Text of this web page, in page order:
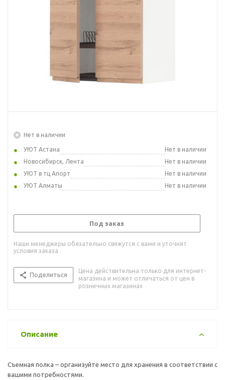
Нет в наличии
УЮТ Астана
Нет в наличии
Новосибирск, Лента
Нет в наличии
УЮТ в тц Апорт
Нет в наличии
УЮТ Алматы
Нет в наличии
Под заказ
Наши менеджеры обязательно свяжутся с вами и уточнят
условия заказа
Поделиться
Цена действительна только для интернет-
магазина и может отличаться от цен в
розничных магазинах
Описание
Съемная полка – организуйте место для хранения в соответствии с
вашими потребностями.